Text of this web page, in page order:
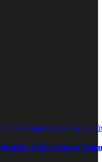
the Competitor to Teanna
from the Competitor to